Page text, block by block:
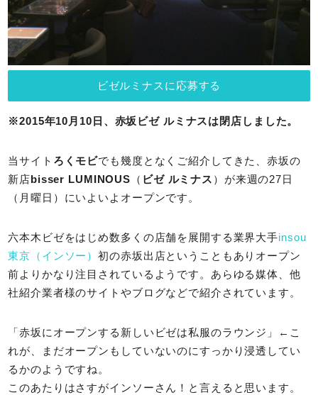
ビゼルミナスに応募する
※2015年10月10日、赤坂ビゼ ルミナスは閉店しました。
当サイト ろくモビでも幾度となくご紹介してきた、赤坂の
新店 bisser LUMINOUS （ ビゼ ルミナス ）が来週の27日
（月曜日）にいよいよオープンです。
六本木ビゼをはじめ数多くの店舗を展開する業界大手insou
東京（インソー）初の赤坂出店ということもありオープン
前よりかなり注目されているようです。あらゆる媒体、他
社紹介業者様のサイトやブログなどで紹介されています。
「赤坂にオープンする新しいビゼは私服のラウンジ」←こ
れが、まだオープンもしていないのにすっかり浸透してい
るかのようですね。
このあたりはさすがインソーさん！と言えると思います。